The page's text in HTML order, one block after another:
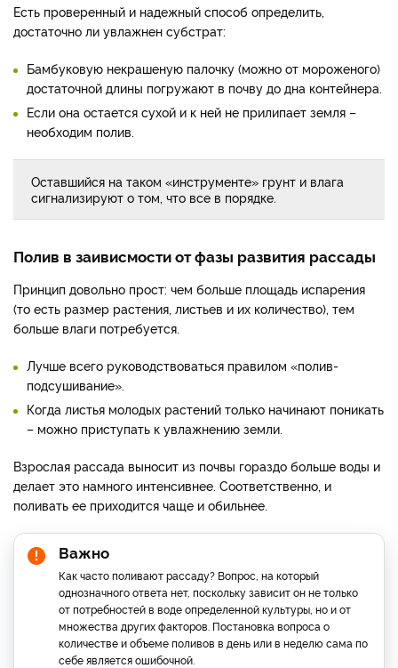
Есть проверенный и надежный способ определить,
достаточно ли увлажнен субстрат:
Бамбуковую некрашеную палочку (можно от мороженого)
достаточной длины погружают в почву до дна контейнера.
Если она остается сухой и к ней не прилипает земля –
необходим полив.
Оставшийся на таком «инструменте» грунт и влага
сигнализируют о том, что все в порядке.
Полив в заивисмости от фазы развития рассады
Принцип довольно прост: чем больше площадь испарения
(то есть размер растения, листьев и их количество), тем
больше влаги потребуется.
Лучше всего руководствоваться правилом «полив-
подсушивание».
Когда листья молодых растений только начинают поникать
– можно приступать к увлажнению земли.
Взрослая рассада выносит из почвы гораздо больше воды и
делает это намного интенсивнее. Соответственно, и
поливать ее приходится чаще и обильнее.
Важно
Как часто поливают рассаду? Вопрос, на который
однозначного ответа нет, поскольку зависит он не только
от потребностей в воде определенной культуры, но и от
множества других факторов. Постановка вопроса о
количестве и объеме поливов в день или в неделю сама по
себе является ошибочной.